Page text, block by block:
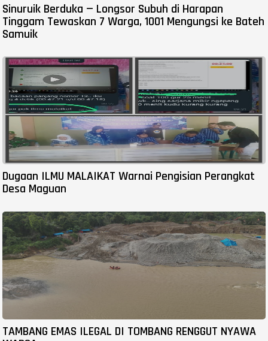
Sinuruik Berduka — Longsor Subuh di Harapan
Tinggam Tewaskan 7 Warga, 1001 Mengungsi ke Bateh
Samuik
Dugaan ILMU MALAIKAT Warnai Pengisian Perangkat
Desa Maguan
TAMBANG EMAS ILEGAL DI TOMBANG RENGGUT NYAWA